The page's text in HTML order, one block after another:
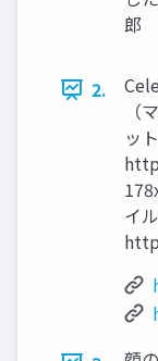
郎
2.
（
ット
イ